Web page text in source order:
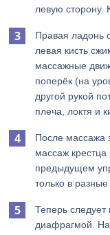
левую сторону.
Правая ладонь
левая кисть
массажные
поперёк (на
другой рукой
плеча, локтя и
После массажа
массаж
предыдущем
только в
Теперь
диафрагмой. На